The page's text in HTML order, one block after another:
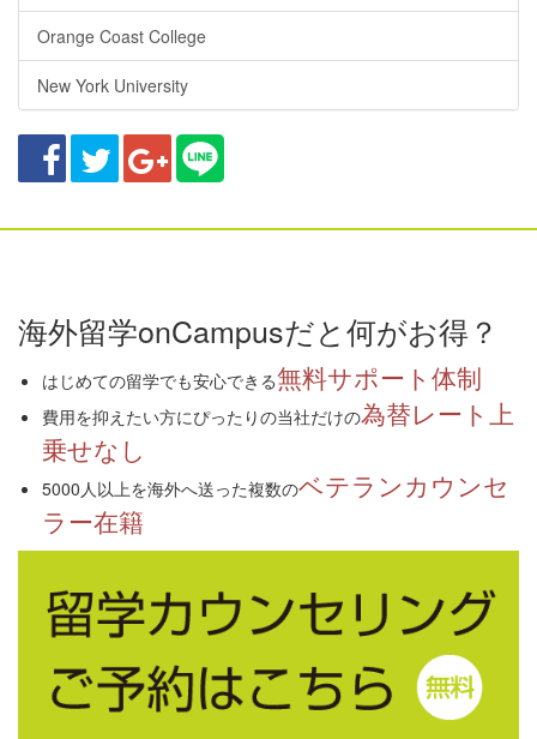
Orange Coast College
New York University
海外留学onCampusだと何がお得？
はじめての留学でも安心できる無料サポート体制
費用を抑えたい方にぴったりの当社だけの為替レート上
乗せなし
5000人以上を海外へ送った複数のベテランカウンセ
ラー在籍